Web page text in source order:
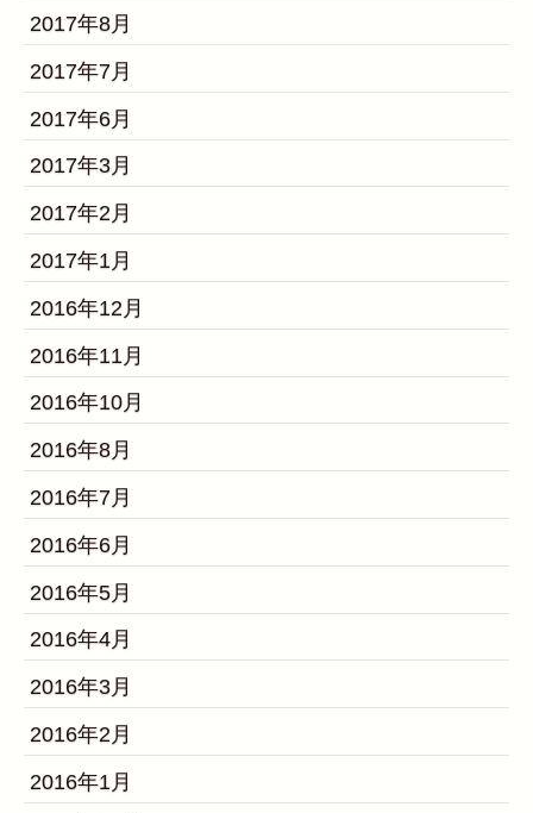
2017年8月
2017年7月
2017年6月
2017年3月
2017年2月
2017年1月
2016年12月
2016年11月
2016年10月
2016年8月
2016年7月
2016年6月
2016年5月
2016年4月
2016年3月
2016年2月
2016年1月